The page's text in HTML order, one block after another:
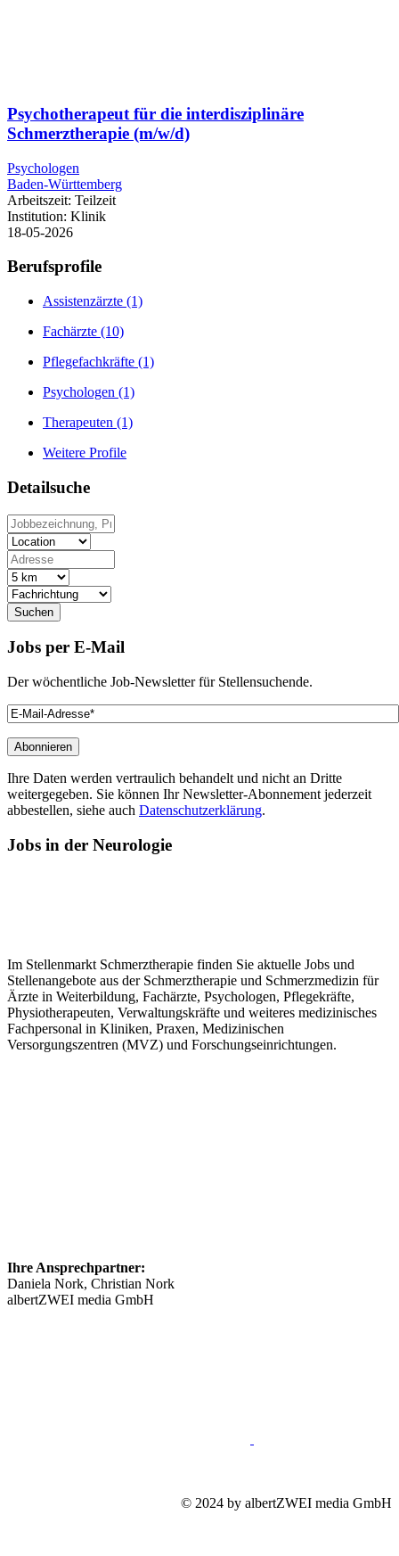
Psychotherapeut für die interdisziplinäre
Schmerztherapie (m/w/d)
Psychologen
Baden-Württemberg
Arbeitszeit: Teilzeit
Institution: Klinik
18-05-2026
Berufsprofile
Assistenzärzte (1)
Fachärzte (10)
Pflegefachkräfte (1)
Psychologen (1)
Therapeuten (1)
Weitere Profile
Detailsuche
Suchen
Jobs per E-Mail
Der wöchentliche Job-Newsletter für Stellensuchende.
Ihre Daten werden vertraulich behandelt und nicht an Dritte
weitergegeben. Sie können Ihr Newsletter-Abonnement jederzeit
abbestellen, siehe auch Datenschutzerklärung.
Jobs in der Neurologie
Im Stellenmarkt Schmerztherapie finden Sie aktuelle Jobs und
Stellenangebote aus der Schmerztherapie und Schmerzmedizin für
Ärzte in Weiterbildung, Fachärzte, Psychologen, Pflegekräfte,
Physiotherapeuten, Verwaltungskräfte und weiteres medizinisches
Fachpersonal in Kliniken, Praxen, Medizinischen
Versorgungszentren (MVZ) und Forschungseinrichtungen.
Ihre Ansprechpartner:
Daniela Nork, Christian Nork
albertZWEI media GmbH
© 2024 by albertZWEI media GmbH